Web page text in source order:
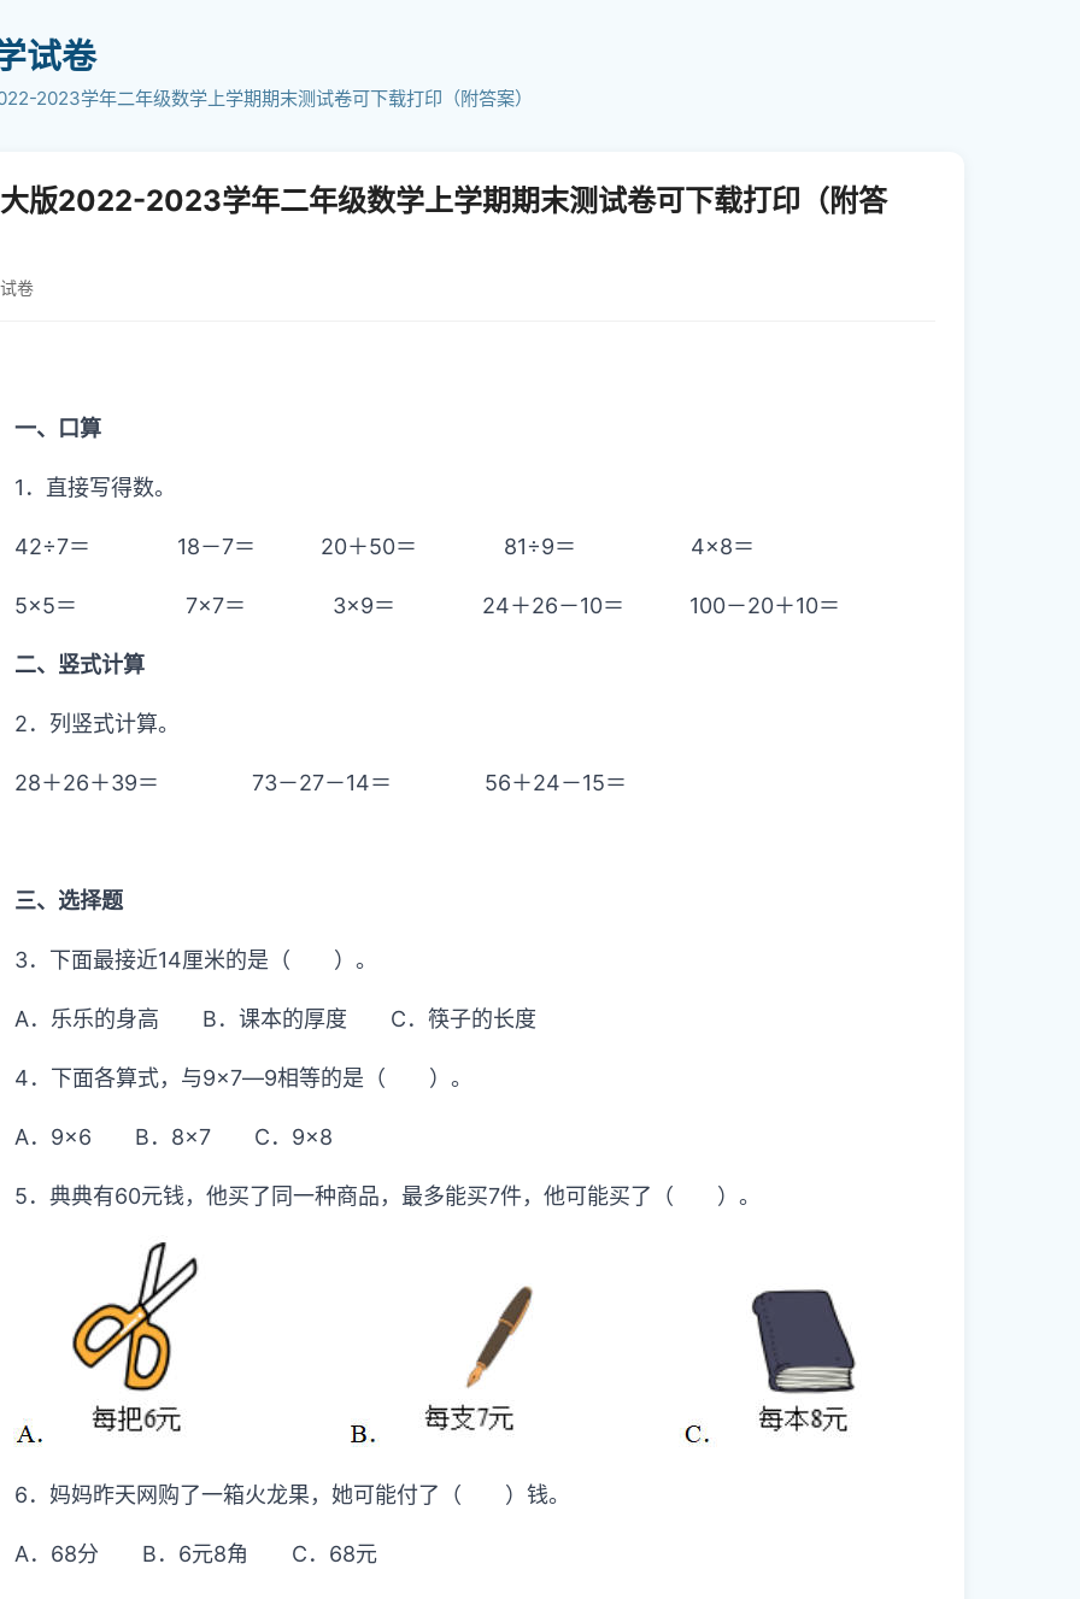
试卷
2023学年二年级数学上学期期末测试卷可下载打印（附答案）
版2022-2023学年二年级数学上学期期末测试卷可下载打印（附答
卷
一、口算
1．直接写得数。
42÷7＝ 18－7＝ 20＋50＝ 81÷9＝ 4×8＝
5×5＝ 7×7＝ 3×9＝ 24＋26－10＝ 100－20＋10＝
二、竖式计算
2．列竖式计算。
28＋26＋39＝ 73－27－14＝ 56＋24－15＝
三、选择题
3．下面最接近14厘米的是（ ）。
A．乐乐的身高 B．课本的厚度 C．筷子的长度
4．下面各算式，与9×7―9相等的是（ ）。
A．9×6 B．8×7 C．9×8
5．典典有60元钱，他买了同一种商品，最多能买7件，他可能买了（ ）。
6．妈妈昨天网购了一箱火龙果，她可能付了（ ）钱。
A．68分 B．6元8角 C．68元